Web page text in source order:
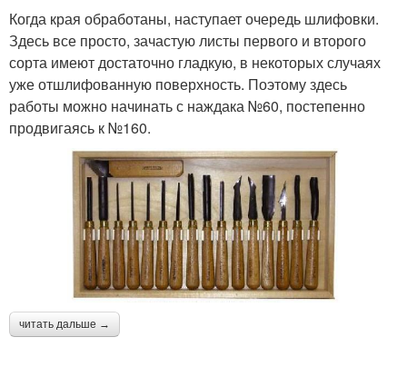
Когда края обработаны, наступает очередь шлифовки.
Здесь все просто, зачастую листы первого и второго
сорта имеют достаточно гладкую, в некоторых случаях
уже отшлифованную поверхность. Поэтому здесь
работы можно начинать с наждака №60, постепенно
продвигаясь к №160.
читать дальше →